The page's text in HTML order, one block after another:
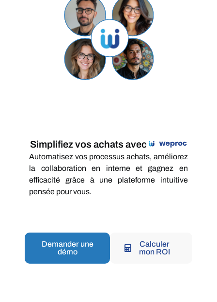
Simplifiez vos achats avec
Automatisez vos processus achats, améliorez
la collaboration en interne et gagnez en
efficacité grâce à une plateforme intuitive
pensée pour vous.
Demander une
démo
Calculer
mon ROI